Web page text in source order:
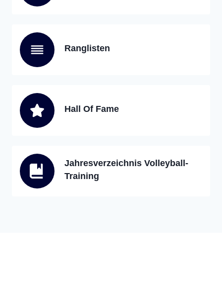
Ranglisten
Hall Of Fame
Jahresverzeichnis Volleyball-
Training